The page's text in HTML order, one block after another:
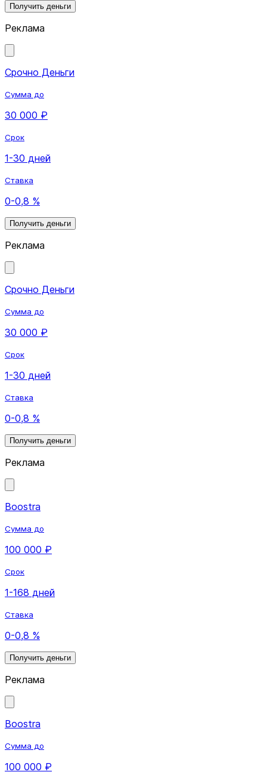
Получить деньги
Реклама
Срочно Деньги
Сумма до
30 000 ₽
Срок
1-30 дней
Ставка
0-0,8 %
Получить деньги
Реклама
Срочно Деньги
Сумма до
30 000 ₽
Срок
1-30 дней
Ставка
0-0,8 %
Получить деньги
Реклама
Boostra
Сумма до
100 000 ₽
Срок
1-168 дней
Ставка
0-0,8 %
Получить деньги
Реклама
Boostra
Сумма до
100 000 ₽